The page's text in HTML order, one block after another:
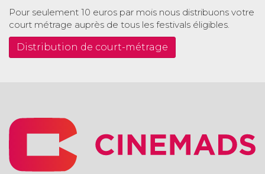
Pour seulement 10 euros par mois nous distribuons votre
court métrage auprès de tous les festivals éligibles.
Distribution de court-métrage